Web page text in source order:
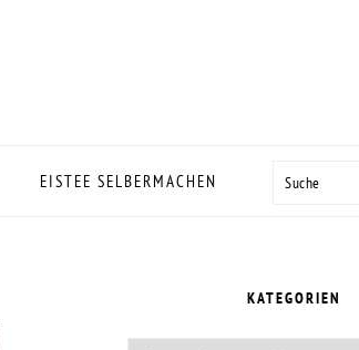
EISTEE SELBERMACHEN Suche
KATEGORIEN